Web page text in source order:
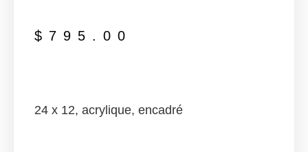
$ 795.00
24 x 12, acrylique, encadré